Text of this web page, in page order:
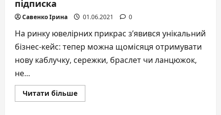
підписка
Савенко Ірина 01.06.2021 0
На ринку ювелірних прикрас з’явився унікальний
бізнес-кейс: тепер можна щомісяця отримувати
нову каблучку, сережки, браслет чи ланцюжок,
не...
Читати більшеДокладніше
про